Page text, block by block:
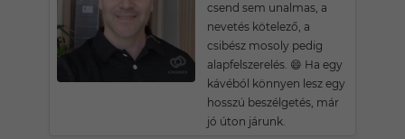
csend sem unalmas, a
nevetés kötelező, a
csibész mosoly pedig
alapfelszerelés. 😄 Ha egy
kávéból könnyen lesz egy
hosszú beszélgetés, már
jó úton járunk.